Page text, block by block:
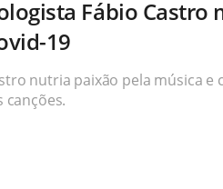
Fábio Castro
19
nutria paixão pela música e
canções.